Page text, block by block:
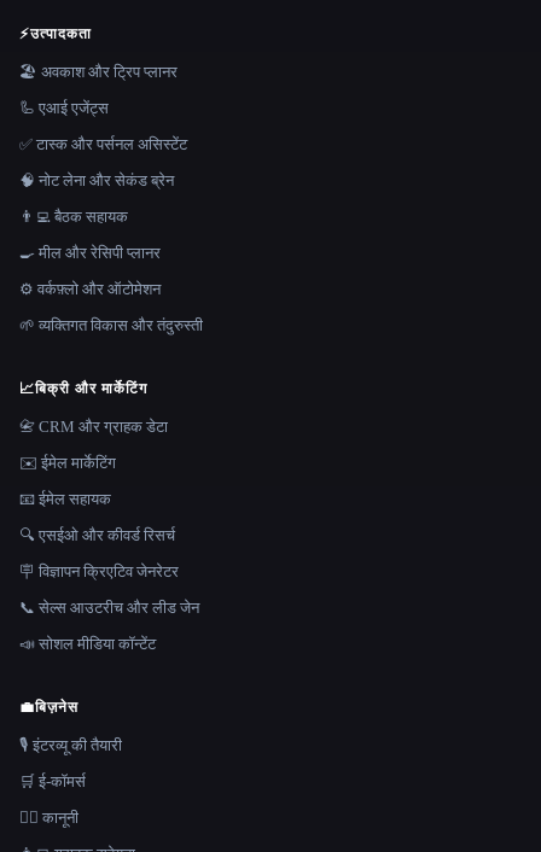
⚡उत्पादकता
🏖 अवकाश और ट्रिप प्लानर
🦾 एआई एजेंट्स
✅ टास्क और पर्सनल असिस्टेंट
🧠 नोट लेना और सेकंड ब्रेन
👨‍💻 बैठक सहायक
🍳 मील और रेसिपी प्लानर
⚙️ वर्कफ़्लो और ऑटोमेशन
🌱 व्यक्तिगत विकास और तंदुरुस्ती
📈बिक्री और मार्केटिंग
📇 CRM और ग्राहक डेटा
✉️ ईमेल मार्केटिंग
📧 ईमेल सहायक
🔍 एसईओ और कीवर्ड रिसर्च
🪧 विज्ञापन क्रिएटिव जेनरेटर
📞 सेल्स आउटरीच और लीड जेन
📣 सोशल मीडिया कॉन्टेंट
💼बिज़नेस
🎙️ इंटरव्यू की तैयारी
🛒 ई-कॉमर्स
👩‍⚖️ कानूनी